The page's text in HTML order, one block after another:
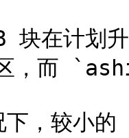
，而